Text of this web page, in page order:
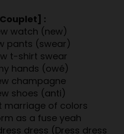
:
watch (new)
pants (swear)
t-shirt swear
hands (owé)
champagne
shoes (anti)
marriage of colors
as a fuse yeah
dress (Dress dress